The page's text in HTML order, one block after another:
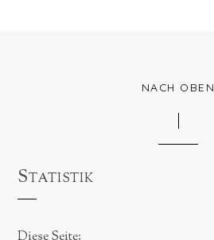
NACH OBEN
Statistik